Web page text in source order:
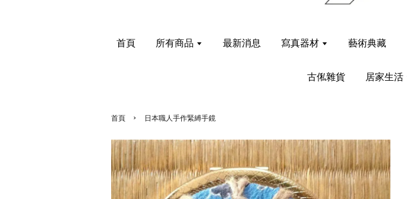
首頁 所有商品 最新消息 寫真器材 藝術典藏
古俬雜貨 居家生活
首頁 › 日本職人手作緊縛手鏡